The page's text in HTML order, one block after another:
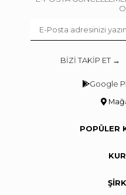
BİZİ TAKİP ET →
Google
POPÜLER